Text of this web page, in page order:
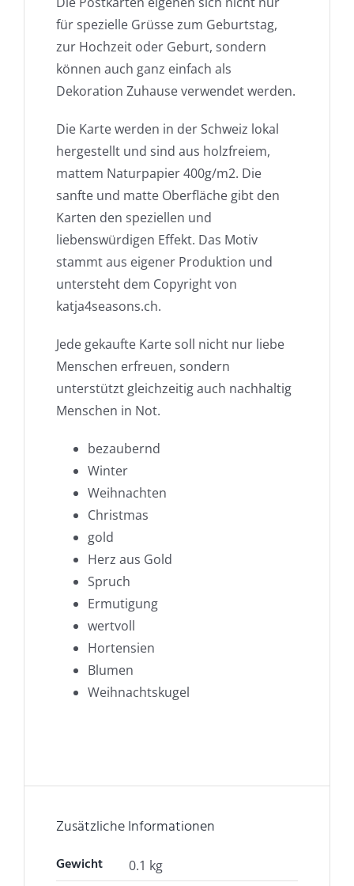
für spezielle Grüsse zum Geburtstag,
zur Hochzeit oder Geburt, sondern
können auch ganz einfach als
Dekoration Zuhause verwendet werden.
Die Karte werden in der Schweiz lokal
hergestellt und sind aus holzfreiem,
mattem Naturpapier 400g/m2. Die
sanfte und matte Oberfläche gibt den
Karten den speziellen und
liebenswürdigen Effekt. Das Motiv
stammt aus eigener Produktion und
untersteht dem Copyright von
katja4seasons.ch.
Jede gekaufte Karte soll nicht nur liebe
Menschen erfreuen, sondern
unterstützt gleichzeitig auch nachhaltig
Menschen in Not.
bezaubernd
Winter
Weihnachten
Christmas
gold
Herz aus Gold
Spruch
Ermutigung
wertvoll
Hortensien
Blumen
Weihnachtskugel
Zusätzliche Informationen
Gewicht 0.1 kg